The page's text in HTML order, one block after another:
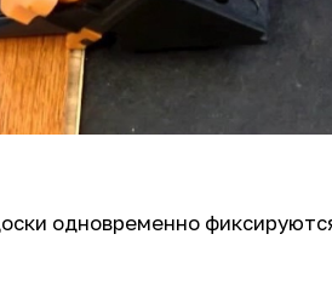
одновременно